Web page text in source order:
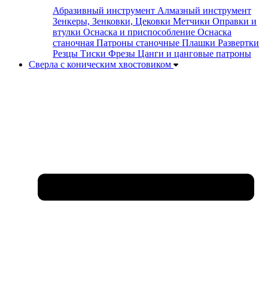
Абразивный инструмент Алмазный инструмент
Зенкеры, Зенковки, Цековки Метчики Оправки и
втулки Оснаска и приспособление Оснаска
станочная Патроны станочные Плашки Развертки
Резцы Тиски Фрезы Цанги и цанговые патроны
Сверла с коническим хвостовиком